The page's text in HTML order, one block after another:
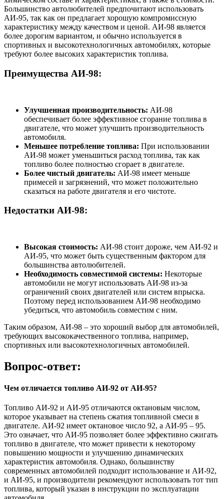
Большинство автолюбителей предпочитают использовать
АИ-95, так как он предлагает хорошую компромиссную
характеристику между качеством и ценой. АИ-98 является
более дорогим вариантом, и обычно используется в
спортивных и высокотехнологичных автомобилях, которые
требуют более высоких характеристик топлива.
Преимущества АИ-98:
Улучшенная производительность: АИ-98
обеспечивает более эффективное сгорание топлива в
двигателе, что может улучшить производительность
автомобиля.
Меньшее потребление топлива: При использовании
АИ-98 может уменьшиться расход топлива, так как
топливо более полностью сгорает в двигателе.
Более чистый двигатель: АИ-98 имеет меньше
примесей и загрязнений, что может положительно
сказаться на работе двигателя и его чистоте.
Недостатки АИ-98:
Высокая стоимость: АИ-98 стоит дороже, чем АИ-92 и
АИ-95, что может быть существенным фактором для
большинства автолюбителей.
Необходимость совместимой системы: Некоторые
автомобили не могут использовать АИ-98 из-за
ограничений своих двигателей или систем впрыска.
Поэтому перед использованием АИ-98 необходимо
убедиться, что автомобиль совместим с ним.
Таким образом, АИ-98 – это хороший выбор для автомобилей,
требующих высококачественного топлива, например,
спортивных или высокотехнологичных автомобилей.
Вопрос-ответ:
Чем отличается топливо АИ-92 от АИ-95?
Топливо АИ-92 и АИ-95 отличаются октановым числом,
которое указывает на степень сжатия топливной смеси в
двигателе. АИ-92 имеет октановое число 92, а АИ-95 – 95.
Это означает, что АИ-95 позволяет более эффективно сжигать
топливо в двигателе, что может привести к некоторому
повышению мощности и улучшению динамических
характеристик автомобиля. Однако, большинству
современных автомобилей подходит использование и АИ-92,
и АИ-95, и производители рекомендуют использовать тот тип
топлива, который указан в инструкции по эксплуатации